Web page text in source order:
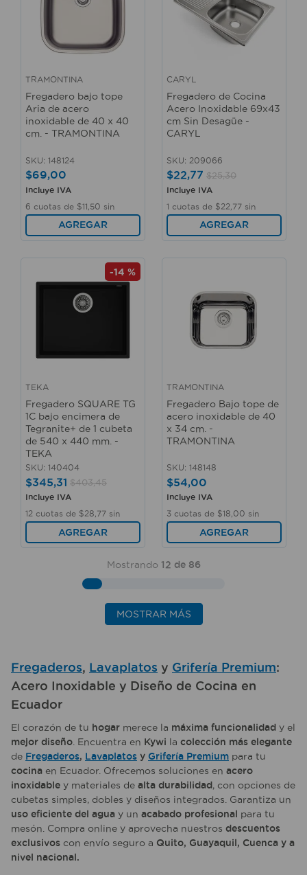
TRAMONTINA
Fregadero bajo tope
Aria de acero
inoxidable de 40 x 40
cm. - TRAMONTINA
SKU: 148124
$69,00
Incluye IVA
6 cuotas de $11 50 sin
interés
AGREGAR
CARYL
Fregadero de Cocina
Acero Inoxidable 69x43
cm Sin Desagüe -
CARYL
SKU: 209066
$22,77 $25,30
Incluye IVA
1 cuotas de $22 77 sin
interés
AGREGAR
-14 %
TEKA
Fregadero SQUARE TG
1C bajo encimera de
Tegranite+ de 1 cubeta
de 540 x 440 mm. -
TEKA
SKU: 140404
$345,31 $403,45
Incluye IVA
12 cuotas de $28 77 sin
interés
AGREGAR
TRAMONTINA
Fregadero Bajo tope de
acero inoxidable de 40
x 34 cm. -
TRAMONTINA
SKU: 148148
$54,00
Incluye IVA
3 cuotas de $18 00 sin
interés
AGREGAR
Mostrando 12 de 86
MOSTRAR MÁS
Fregaderos, Lavaplatos y Grifería Premium:
Acero Inoxidable y Diseño de Cocina en
Ecuador
El corazón de tu hogar merece la máxima funcionalidad y el
mejor diseño . Encuentra en Kywi la colección más elegante
de Fregaderos, Lavaplatos y Grifería Premium para tu
cocina en Ecuador. Ofrecemos soluciones en acero
inoxidable y materiales de alta durabilidad, con opciones de
cubetas simples, dobles y diseños integrados. Garantiza un
uso eficiente del agua y un acabado profesional para tu
mesón. Compra online y aprovecha nuestros descuentos
exclusivos con envío seguro a Quito, Guayaquil, Cuenca y a
nivel nacional.